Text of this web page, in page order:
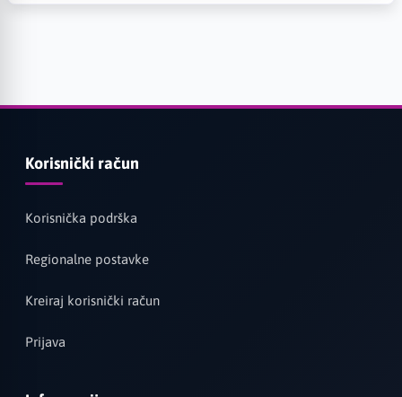
Korisnički račun
Korisnička podrška
Regionalne postavke
Kreiraj korisnički račun
Prijava